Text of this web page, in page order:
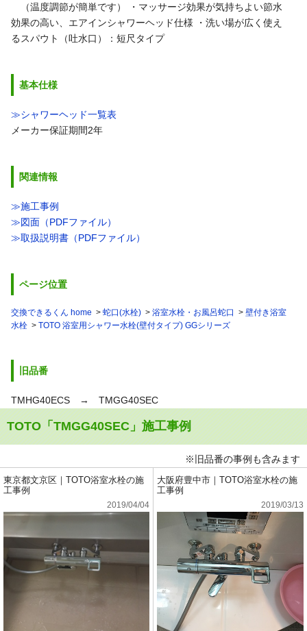
（温度調節が簡単です）
・マッサージ効果が気持ちよい節水
効果の高い、エアインシャワーヘッド仕様 ・洗い場が広く使え
るスパウト（吐水口）：短尺タイプ
基本仕様
≫シャワーヘッド一覧表
メーカー保証期間2年
関連情報
≫施工事例
≫図面（PDFファイル）
≫取扱説明書（PDFファイル）
ページ位置
交換できるくん home 蛇口(水栓) 浴室水栓・お風呂蛇口
壁付き浴室
水栓
TOTO 浴室用シャワー水栓(壁付タイプ) GGシリーズ
旧品番
TMHG40ECS → TMGG40SEC
TOTO「TMGG40SEC」施工事例
※旧品番の事例も含みます
東京都文京区｜TOTO浴室水栓の施
工事例
2019/04/04
大阪府豊中市｜TOTO浴室水栓の施
工事例
2019/03/13